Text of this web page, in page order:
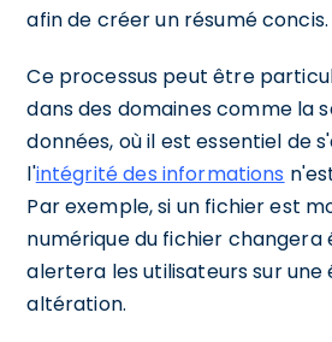
afin de créer un résumé concis.
Ce processus peut être
dans des domaines comme la
données, où il est essentiel de
l'intégrité des informations
Par exemple, si un fichier est
numérique du fichier changera
alertera les utilisateurs sur une
altération.